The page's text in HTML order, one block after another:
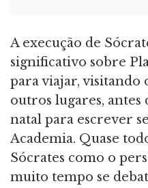
A execução de
significativo sobre
para viajar, visitando
outros lugares,
natal para escrever
Academia. Quase
Sócrates como o
muito tempo se